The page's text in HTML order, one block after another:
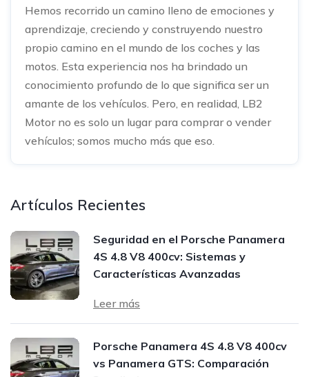
Hemos recorrido un camino lleno de emociones y
aprendizaje, creciendo y construyendo nuestro
propio camino en el mundo de los coches y las
motos. Esta experiencia nos ha brindado un
conocimiento profundo de lo que significa ser un
amante de los vehículos. Pero, en realidad, LB2
Motor no es solo un lugar para comprar o vender
vehículos; somos mucho más que eso.
Artículos Recientes
Seguridad en el Porsche Panamera
4S 4.8 V8 400cv: Sistemas y
Características Avanzadas
Leer más
Porsche Panamera 4S 4.8 V8 400cv
vs Panamera GTS: Comparación